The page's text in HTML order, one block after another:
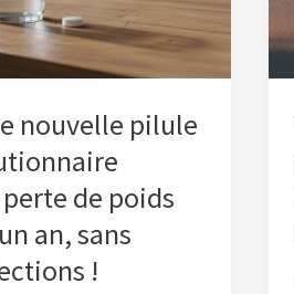
nouvelle pilule
de poids
an, sans
!